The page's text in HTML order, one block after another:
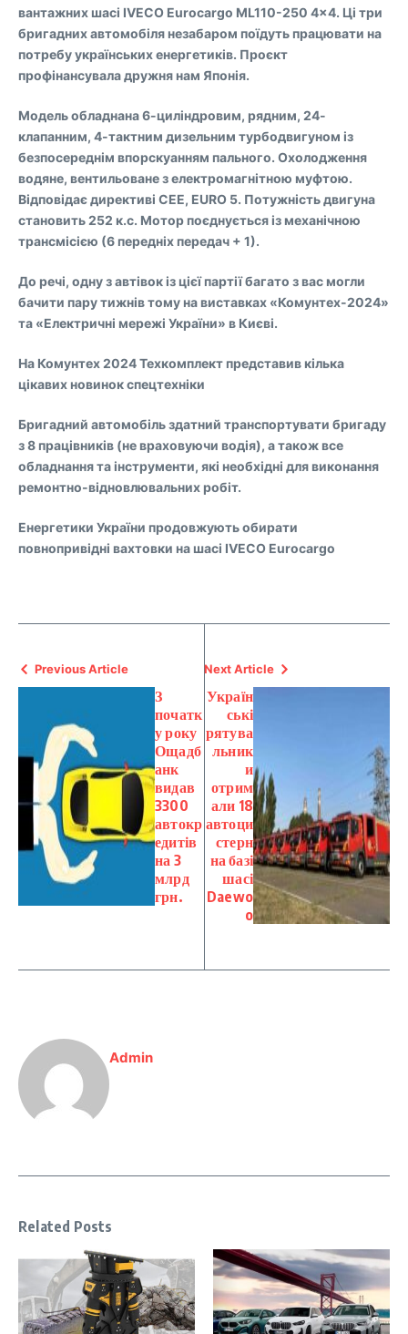
вантажних шасі IVECO Eurocargo ML110-250 4×4. Ці три
бригадних автомобіля незабаром поїдуть працювати на
потребу українських енергетиків. Проєкт
профінансувала дружня нам Японія.
Модель обладнана 6-циліндровим, рядним, 24-
клапанним, 4-тактним дизельним турбодвигуном із
безпосереднім впорскуанням пального. Охолодження
водяне, вентильоване з електромагнітною муфтою.
Відповідає директиві CEE, EURO 5. Потужність двигуна
становить 252 к.с. Мотор поєднується із механічною
трансмісією (6 передніх передач + 1).
До речі, одну з автівок із цієї партії багато з вас могли
бачити пару тижнів тому на виставках «Комунтех-2024»
та «Електричні мережі України» в Києві.
На Комунтех 2024 Техкомплект представив кілька
цікавих новинок спецтехніки
Бригадний автомобіль здатний транспортувати бригаду
з 8 працівників (не враховуючи водія), а також все
обладнання та інструменти, які необхідні для виконання
ремонтно-відновлювальних робіт.
Енергетики України продовжують обирати
повнопривідні вахтовки на шасі IVECO Eurocargo
Previous Article
З
початк
у року
Ощадб
анк
видав
3300
автокр
едитів
на 3
млрд
грн.
Next Article
Україн
ські
рятува
льник
и
отрим
али 18
автоци
стерн
на базі
шасі
Daewo
o
Admin
Related Posts